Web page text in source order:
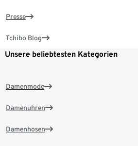
Presse
Tchibo Blog
Unsere beliebtesten Kategorien
Damenmode
Damenuhren
Damenhosen